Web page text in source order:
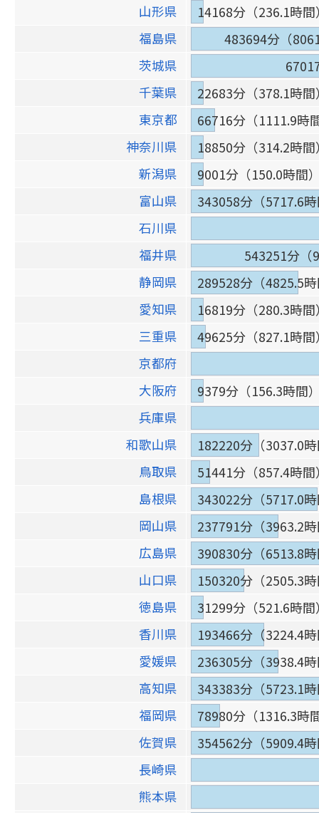
山形県
14168分（236.1時間
福島県
483694分（
茨城県
千葉県
22683分（378.1時間
東京都
66716分（1111.9時
神奈川県
18850分（314.2時間
新潟県
9001分（150.0時間
富山県
343058分（5717.6
石川県
福井県
543251分（
静岡県
289528分（4825.5
愛知県
16819分（280.3時間
三重県
49625分（827.1時間
京都府
大阪府
9379分（156.3時間
兵庫県
和歌山県
182220分（3037.0
鳥取県
51441分（857.4時間
島根県
343022分（5717.0
岡山県
237791分（3963.2
広島県
390830分（6513.8
山口県
150320分（2505.3
徳島県
31299分（521.6時間
香川県
193466分（3224.4
愛媛県
236305分（3938.4
高知県
343383分（5723.1
福岡県
78980分（1316.3時
佐賀県
354562分（5909.4
長崎県
熊本県